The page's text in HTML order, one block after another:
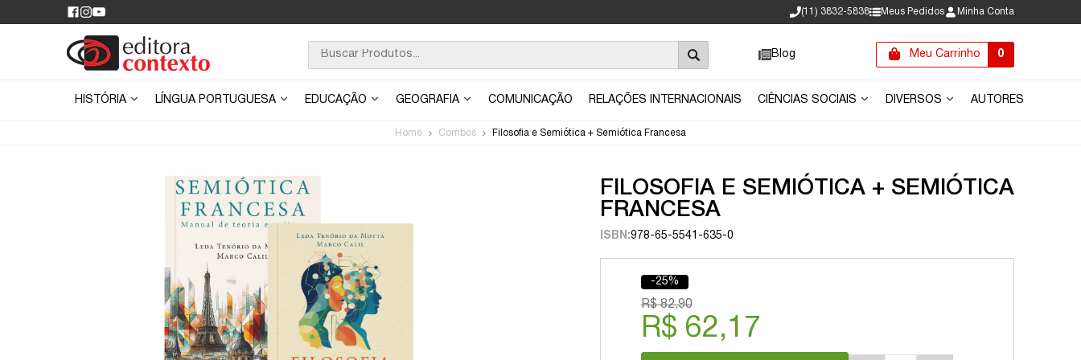
(11) 3832-5838 Meus Pedidos Minha Conta
Blog Meu Carrinho 0
HISTÓRIA LÍNGUA PORTUGUESA EDUCAÇÃO GEOGRAFIA COMUNICAÇÃO RELAÇÕES INTERNACIONAIS CIÊNCIAS SOCIAIS DIVERSOS AUTORES
Home Combos Filosofia e Semiótica + Semiótica Francesa
FILOSOFIA E SEMIÓTICA + SEMIÓTICA
FRANCESA
ISBN:978-65-5541-635-0
-25%
R$ 82,90
R$ 62,17